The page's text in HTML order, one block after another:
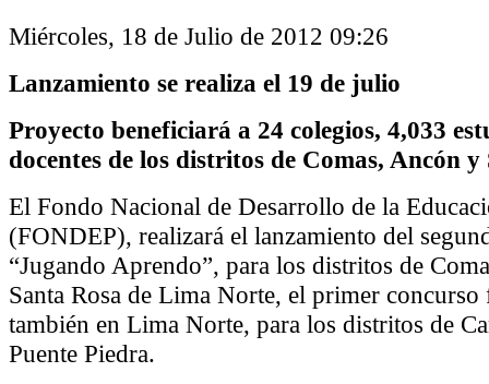
Miércoles, 18 de Julio de 2012 09:26
Lanzamiento se realiza el 19 de julio
Proyecto beneficiará a 24 colegios, 4,033
docentes de los distritos de Comas, Ancón y
El Fondo Nacional de Desarrollo de la
(FONDEP), realizará el lanzamiento del
“Jugando Aprendo”, para los distritos de
Santa Rosa de Lima Norte, el primer concurso
también en Lima Norte, para los distritos de
Puente Piedra.